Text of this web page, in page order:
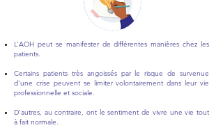
L’AOH peut se manifester de différentes manières chez les
patients.
Certains patients très angoissés par le risque de survenue
d’une crise peuvent se limiter volontairement dans leur vie
professionnelle et sociale.
D’autres, au contraire, ont le sentiment de vivre une vie tout
à fait normale.